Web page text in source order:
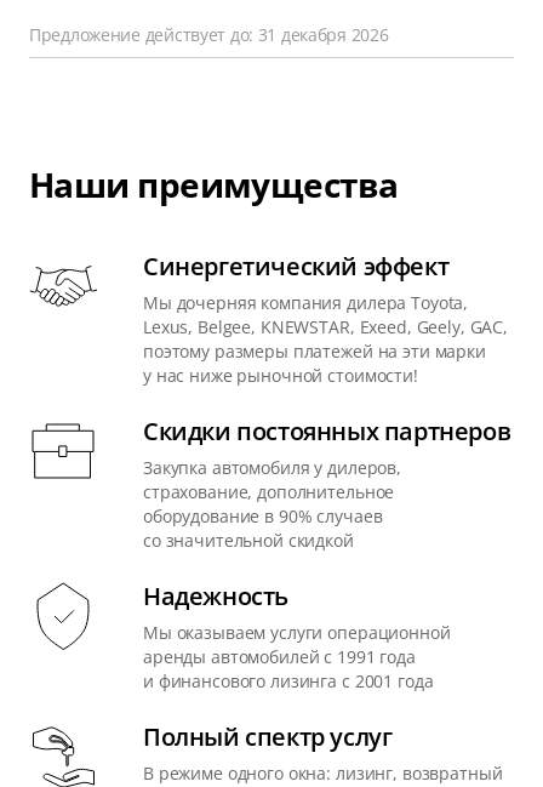
Предложение действует до: 31 декабря 2026
Наши преимущества
Синергетический эффект
Мы дочерняя компания дилера Toyota,
Lexus, Belgee, KNEWSTAR, Exeed, Geely, GAC,
поэтому размеры платежей на эти марки
у нас ниже рыночной стоимости!
Скидки постоянных партнеров
Закупка автомобиля у дилеров,
страхование, дополнительное
оборудование в 90% случаев
со значительной скидкой
Надежность
Мы оказываем услуги операционной
аренды автомобилей с 1991 года
и финансового лизинга с 2001 года
Полный спектр услуг
В режиме одного окна: лизинг, возвратный